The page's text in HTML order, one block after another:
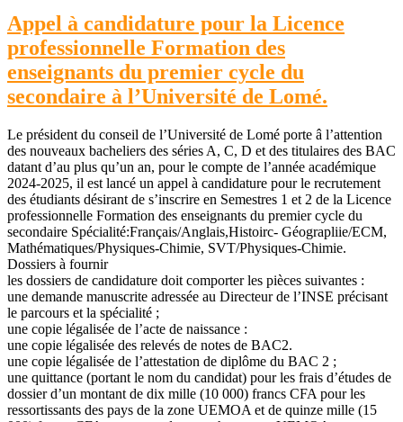
Appel à candidature pour la Licence
professionnelle Formation des
enseignants du premier cycle du
secondaire à l’Université de Lomé.
Le président du conseil de l’Université de Lomé porte â l’attention
des nouveaux bacheliers des séries A, C, D et des titulaires des BAC
datant d’au plus qu’un an, pour le compte de l’année académique
2024-2025, il est lancé un appel à candidature pour le recrutement
des étudiants désirant de s’inscrire en Semestres 1 et 2 de la Licence
professionnelle Formation des enseignants du premier cycle du
secondaire Spécialité:Français/Anglais,Histoirc- Géograpliie/ECM,
Mathématiques/Physiques-Chimie, SVT/Physiques-Chimie.
Dossiers à fournir
les dossiers de candidature doit comporter les pièces suivantes :
une demande manuscrite adressée au Directeur de l’INSE précisant
le parcours et la spécialité ;
une copie légalisée de l’acte de naissance :
une copie légalisée des relevés de notes de BAC2.
une copie légalisée de l’attestation de diplôme du BAC 2 ;
une quittance (portant le nom du candidat) pour les frais d’études de
dossier d’un montant de dix mille (10 000) francs CFA pour les
ressortissants des pays de la zone UEMOA et de quinze mille (15